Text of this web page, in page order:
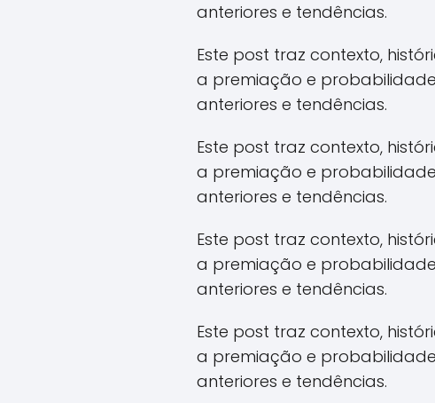
anteriores e tendências.
Este post traz contexto,
a premiação e
anteriores e tendências.
Este post traz contexto,
a premiação e
anteriores e tendências.
Este post traz contexto,
a premiação e
anteriores e tendências.
Este post traz contexto,
a premiação e
anteriores e tendências.